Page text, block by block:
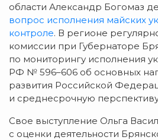
области Александр Богомаз
вопрос исполнения майских
контроле. В регионе
комиссии при Губернаторе
по мониторингу исполнения
РФ № 596–606 об основных
развития Российской
и среднесрочную
Свое выступление Ольга
с оценки деятельности